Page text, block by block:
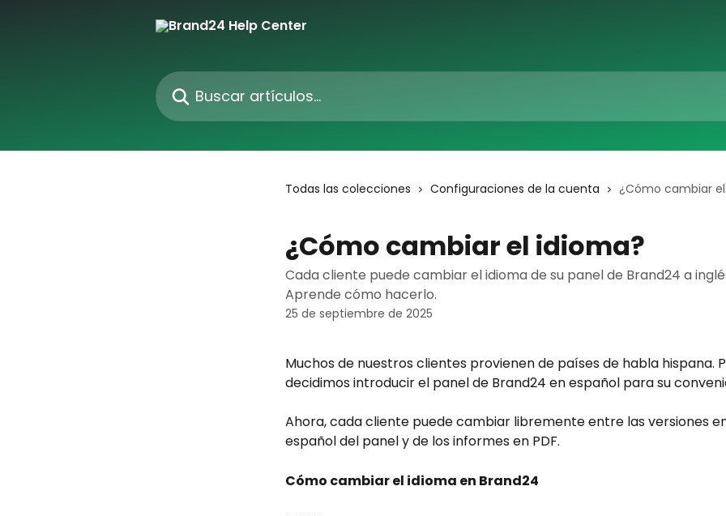
Buscar artículos...
Todas las colecciones Configuraciones de la cuenta ¿Cómo cambiar
¿Cómo cambiar el idioma?
Cada cliente puede cambiar el idioma de su panel de Brand24 a
Aprende cómo hacerlo.
25 de septiembre de 2025
Muchos de nuestros clientes provienen de países de habla hispana.
decidimos introducir el panel de Brand24 en español para su
Ahora, cada cliente puede cambiar libremente entre las versiones
español del panel y de los informes en PDF.
Cómo cambiar el idioma en Brand24